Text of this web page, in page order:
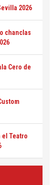
2026
chanclas
Cero de
Teatro